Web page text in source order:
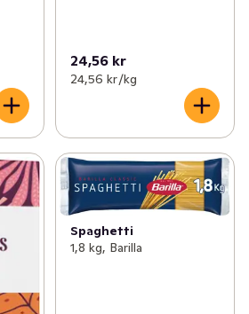
24,56 kr
24,56 kr /kg
Spaghetti
1,8 kg, Barilla